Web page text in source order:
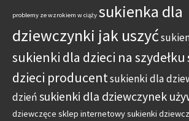
problemy ze wzrokiem w ciąży sukienka dla
dziewczynki jak uszyć
sukienki dla dzieci na szydełku
dzieci producentsukienki dla
dzieńsukienki dla dziewczynek
dziewczęce sklep internetowysukienki